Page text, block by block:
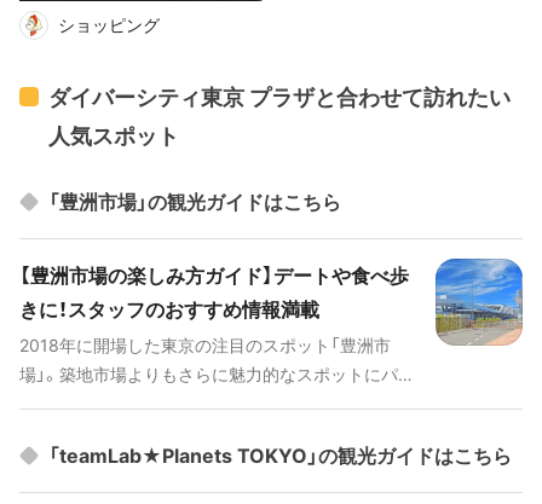
０
ショッピング
ダイバーシティ東京 プラザと合わせて訪れたい
人気スポット
「豊洲市場」の観光ガイドはこちら
【豊洲市場の楽しみ方ガイド】デートや食べ歩
きに！スタッフのおすすめ情報満載
2018年に開場した東京の注目のスポット「豊洲市
場」。築地市場よりもさらに魅力的なスポットにパワ
す。 # 豊洲市場のおすすめ動画
[youtube:id:D1TnjDuvYTE]
「teamLab★Planets TOKYO」の観光ガイドはこちら